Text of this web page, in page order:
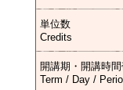
単位数
Credits
開講期・開講時
Term / Day /